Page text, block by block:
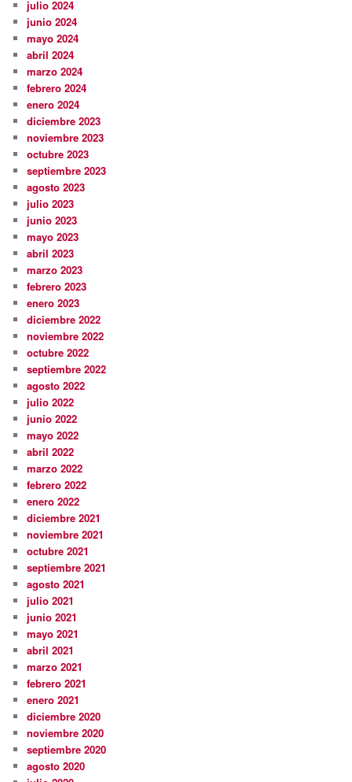
julio 2024
junio 2024
mayo 2024
abril 2024
marzo 2024
febrero 2024
enero 2024
diciembre 2023
noviembre 2023
octubre 2023
septiembre 2023
agosto 2023
julio 2023
junio 2023
mayo 2023
abril 2023
marzo 2023
febrero 2023
enero 2023
diciembre 2022
noviembre 2022
octubre 2022
septiembre 2022
agosto 2022
julio 2022
junio 2022
mayo 2022
abril 2022
marzo 2022
febrero 2022
enero 2022
diciembre 2021
noviembre 2021
octubre 2021
septiembre 2021
agosto 2021
julio 2021
junio 2021
mayo 2021
abril 2021
marzo 2021
febrero 2021
enero 2021
diciembre 2020
noviembre 2020
septiembre 2020
agosto 2020